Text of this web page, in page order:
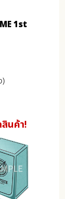
1st
นค้า!